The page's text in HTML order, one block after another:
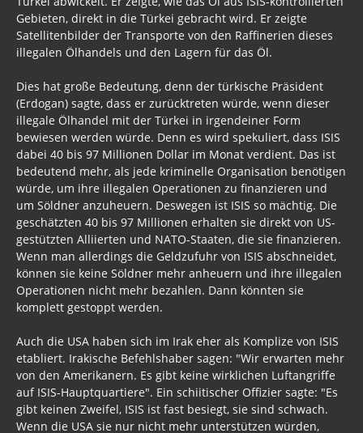
Welt aktuell
Türkei
Politik
Archiv Informationen 2017, 2016, 2015
Musik
Gästebuch
Gebieten, direkt in die Türkei gebracht wird. Er zeigte
Satellitenbilder der Transporte von den Raffinerien dieses
illegalen Ölhandels und den Lagern für das Öl.
Dies hat große Bedeutung, denn der türkische Präsident
(Erdogan) sagte, dass er zurücktreten würde, wenn dieser
illegale Ölhandel mit der Türkei in irgendeiner Form
bewiesen werden würde. Denn es wird spekuliert, dass ISIS
dabei 40 bis 97 Millionen Dollar im Monat verdient. Das ist
bedeutend mehr, als jede kriminelle Organisation benötigen
würde, um ihre illegalen Operationen zu finanzieren und
um Söldner anzuheuern. Deswegen ist ISIS so mächtig. Die
geschätzten 40 bis 97 Millionen erhalten sie direkt von US-
gestützten Alliierten und NATO-Staaten, die sie finanzieren.
Wenn man allerdings die Geldzufuhr von ISIS abschneidet,
können sie keine Söldner mehr anheuern und ihre illegalen
Operationen nicht mehr bezahlen. Dann könnten sie
komplett gestoppt werden.
Auch die USA haben sich im Irak eher als Komplize von ISIS
etabliert. Irakische Befehlshaber sagen: "Wir erwarten mehr
von den Amerikanern. Es gibt keine wirklichen Luftangriffe
auf ISIS-Hauptquartiere". Ein schiitischer Offizier sagte: "Es
gibt keinen Zweifel, ISIS ist fast besiegt, sie sind schwach.
Wenn die USA sie nur nicht mehr unterstützen würden,